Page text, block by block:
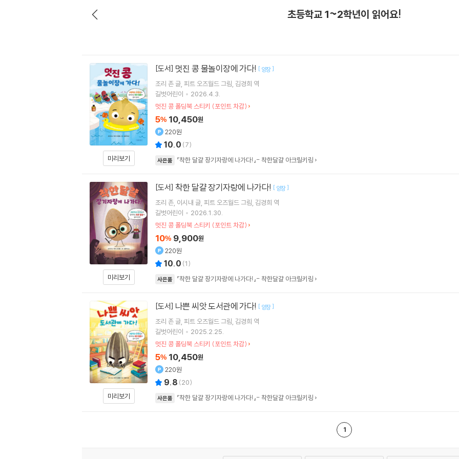
초등학교 1~2학년이 읽어요!
미리보기
[도서] 멋진 콩 물놀이장에 가다! [ 양장]
조리 존글 피트 오즈월드 그림 김경희 역
길벗어린이
2026.4.3.
멋진 콩 폴딩북 스티키 (포인트 차감)
5% 10,450원
220원
10.0 (7)
사은품 『착한 달걀 장기자랑에 나가다!』- 착한달걀 아크릴키링
미리보기
[도서] 착한 달걀 장기자랑에 나가다! [ 양장]
조리 존 이시내 글 피트 오즈월드 그림 김경희 역
길벗어린이
2026.1.30.
멋진 콩 폴딩북 스티키 (포인트 차감)
10% 9,900원
220원
10.0 (1)
사은품 『착한 달걀 장기자랑에 나가다!』- 착한달걀 아크릴키링
미리보기
[도서] 나쁜 씨앗 도서관에 가다! [ 양장]
조리 존글 피트 오즈월드 그림 김경희 역
길벗어린이
2025.2.25.
멋진 콩 폴딩북 스티키 (포인트 차감)
5% 10,450원
220원
9.8 (20)
사은품 『착한 달걀 장기자랑에 나가다!』- 착한달걀 아크릴키링
1